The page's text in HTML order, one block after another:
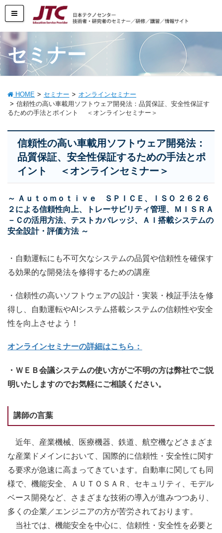
セミナー
HOME セミナー
オンラインセミナー
信頼性の高い車載用ソフトウェア開発法：品質保証、安全性保証す
るための手法とポイント ＜オンラインセミナー＞
信頼性の高い車載用ソフトウェア開発法：
品質保証、安全性保証するための手法とポ
イント ＜オンラインセミナー＞
～ Ａｕｔｏｍｏｔｉｖｅ ＳＰＩＣＥ、ＩＳＯ ２６２６
２による信頼性向上、トレーサビリティ管理、ＭＩＳＲＡ
－Ｃの活用方法、テストカバレッジ、ＡＩ搭載システムの
安全設計・評価方法 ～
・自動運転にも不可欠なシステムの品質や信頼性を確保す
る効果的な開発法を修得するための講座
・信頼性の高いソフトウェアの設計・実装・検証手法を修
得し、自動運転やAIシステム搭載システムの信頼性や安全
性を向上させよう！
オンラインセミナーの詳細はこちら：
・ＷＥＢ会議システムの使い方がご不明の方は弊社でご説
明いたしますのでお気軽にご相談ください。
講師の言葉
近年、産業機械、医療機器、鉄道、航空機などさまざま
な産業ドメインにおいて、国際的に信頼性・安全性に関す
る要求が急速に高まってきています。自動車に関しても同
様で、機能安全、ＡＵＴＯＳＡＲ、セキュリティ、モデル
ベース開発など、さまざまな技術の導入が進みつつあり、
多くの企業／エンジニアの方が苦労されております。
当社では、機能安全を中心に、信頼性・安全性を必要と